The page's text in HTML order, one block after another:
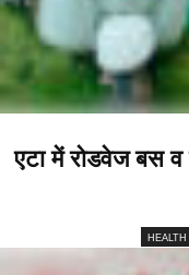
एटा में रोडवेज बस